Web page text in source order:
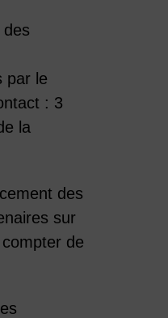
par le
: 3
la
des
sur
de